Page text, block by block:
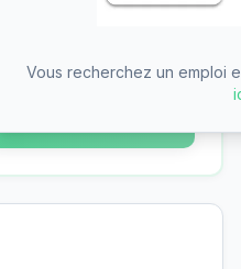
pour
Vous recherchez un emploi